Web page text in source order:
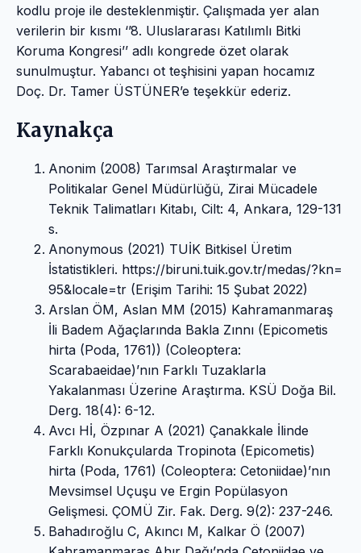
kodlu proje ile desteklenmiştir. Çalışmada yer alan
verilerin bir kısmı ‘’8. Uluslararası Katılımlı Bitki
Koruma Kongresi’’ adlı kongrede özet olarak
sunulmuştur. Yabancı ot teşhisini yapan hocamız
Doç. Dr. Tamer ÜSTÜNER’e teşekkür ederiz.
Kaynakça
Anonim (2008) Tarımsal Araştırmalar ve
Politikalar Genel Müdürlüğü, Zirai Mücadele
Teknik Talimatları Kitabı, Cilt: 4, Ankara, 129-131
s.
Anonymous (2021) TUİK Bitkisel Üretim
İstatistikleri. https://biruni.tuik.gov.tr/medas/?kn=
95&locale=tr (Erişim Tarihi: 15 Şubat 2022)
Arslan ÖM, Aslan MM (2015) Kahramanmaraş
İli Badem Ağaçlarında Bakla Zınnı (Epicometis
hirta (Poda, 1761)) (Coleoptera:
Scarabaeidae)’nın Farklı Tuzaklarla
Yakalanması Üzerine Araştırma. KSÜ Doğa Bil.
Derg. 18(4): 6-12.
Avcı Hİ, Özpınar A (2021) Çanakkale İlinde
Farklı Konukçularda Tropinota (Epicometis)
hirta (Poda, 1761) (Coleoptera: Cetoniidae)’nın
Mevsimsel Uçuşu ve Ergin Popülasyon
Gelişmesi. ÇOMÜ Zir. Fak. Derg. 9(2): 237-246.
Bahadıroğlu C, Akıncı M, Kalkar Ö (2007)